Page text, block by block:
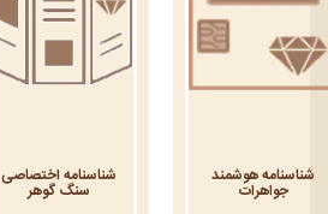
شناسنامه هوشمند
جواهرات
شناسنامه اختصاصی
سنگ گوهر